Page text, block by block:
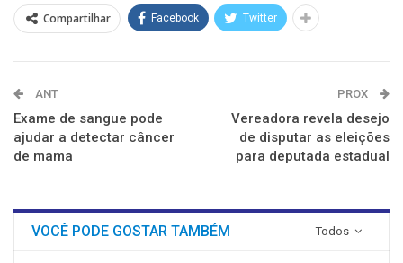
Compartilhar Facebook Twitter
ANT
Exame de sangue pode
ajudar a detectar câncer
de mama
PROX
Vereadora revela desejo
de disputar as eleições
para deputada estadual
Todos
VOCÊ PODE GOSTAR TAMBÉM